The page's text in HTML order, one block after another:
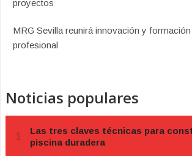
proyectos
MRG Sevilla reunirá innovación y formación
profesional
Noticias populares